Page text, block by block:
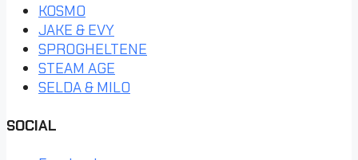
KOSMO
JAKE & EVY
SPROGHELTENE
STEAM AGE
SELDA & MILO
SOCIAL